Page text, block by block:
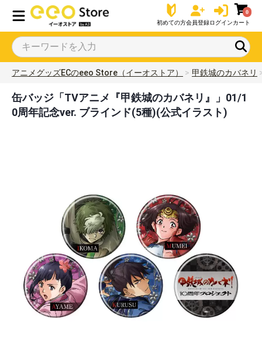
初めての方会員登録ログイン
0
カート
アニメグッズECのeeo Store（イーオストア） 甲鉄城のカバネリ
缶バッジ「TVアニメ『甲鉄城のカバネリ』」01/1
0周年記念ver. ブラインド(5種)(公式イラスト)